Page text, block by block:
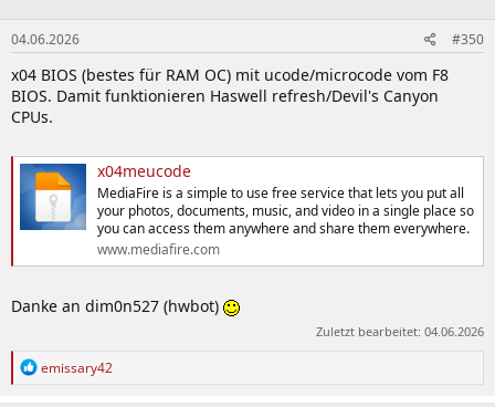
04.06.2026 #350
x04 BIOS (bestes für RAM OC) mit ucode/microcode vom F8
BIOS. Damit funktionieren Haswell refresh/Devil's Canyon
CPUs.
x04meucode
MediaFire is a simple to use free service that lets you put all
your photos, documents, music, and video in a single place so
you can access them anywhere and share them everywhere.
www.mediafire.com
Danke an dim0n527 (hwbot)
Zuletzt bearbeitet: 04.06.2026
R
emissary42